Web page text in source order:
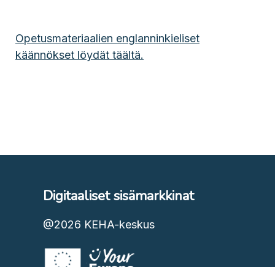
Opetusmateriaalien englanninkieliset
käännökset löydät täältä.
Digitaaliset sisämarkkinat
@2026 KEHA-keskus